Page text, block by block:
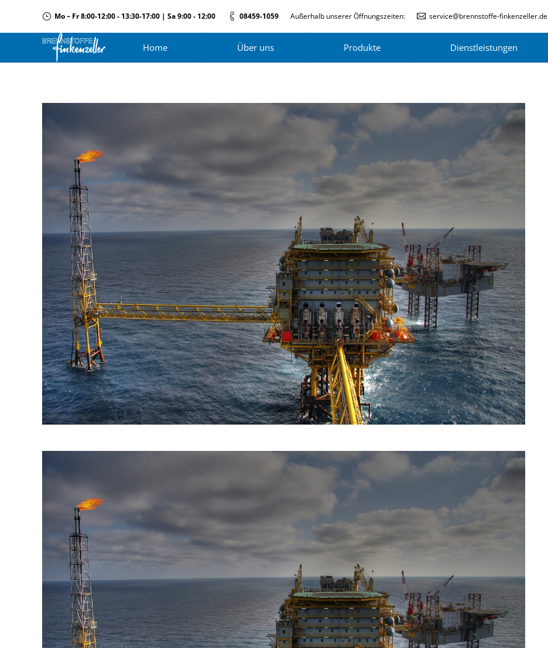
Mo – Fr 8:00-12:00 - 13:30-17:00 | Sa 9:00 - 12:00 08459-1059 Außerhalb unserer Öffnungszeiten: service@brennstoffe-finkenzeller.de
Home Über uns Produkte Dienstleistungen